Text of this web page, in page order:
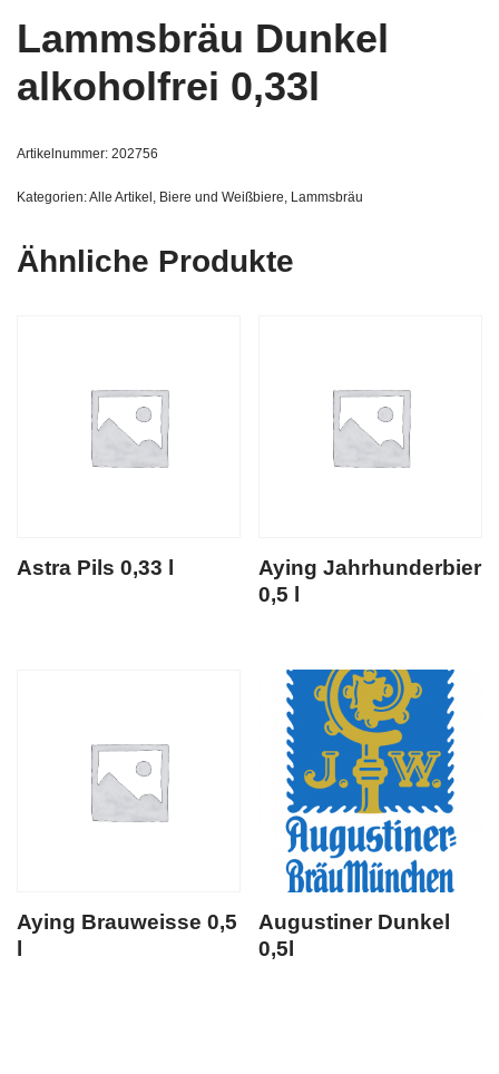
Lammsbräu Dunkel
alkoholfrei 0,33l
Artikelnummer: 202756
Kategorien:Alle Artikel Biere und Weißbiere Lammsbräu
Ähnliche Produkte
Astra Pils 0,33 l
Aying Jahrhunderbier
0,5 l
Aying Brauweisse 0,5
Augustiner Dunkel
0,5l